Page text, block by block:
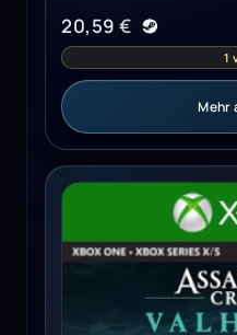
20,59 €
1
Mehr
Assassin's Creed